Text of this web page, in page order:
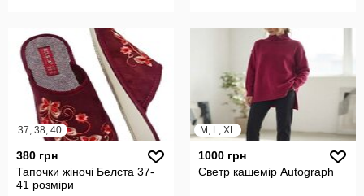
37, 38, 40
380 грн
Тапочки жіночі Белста 37-
41 розміри
M, L, XL
1000 грн
Светр кашемір Autograph